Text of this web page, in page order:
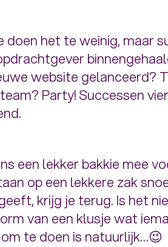
doen het te weinig, maar
website gelanceerd?
Party! Successen
een lekker bakkie mee
op een lekkere zak
krijg je terug. Is het
van een klusje wat
te doen is natuurlijk…😉